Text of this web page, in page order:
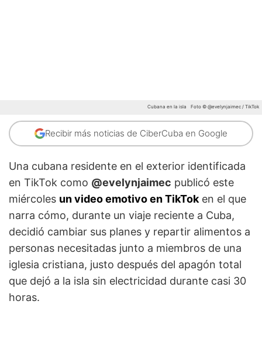
Cubana en la isla Foto © @evelynjaimec / TikTok
Recibir más noticias de CiberCuba en Google
Una cubana residente en el exterior identificada
en TikTok como @evelynjaimec publicó este
miércoles un video emotivo en TikToken el que
narra cómo, durante un viaje reciente a Cuba,
decidió cambiar sus planes y repartir alimentos a
personas necesitadas junto a miembros de una
iglesia cristiana, justo después del apagón total
que dejó a la isla sin electricidad durante casi 30
horas.